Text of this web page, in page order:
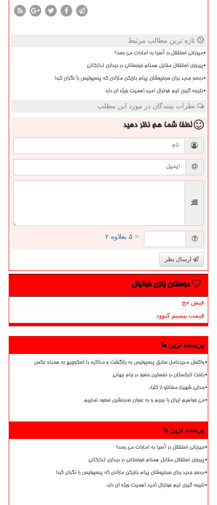
تازه ترین مطالب مرتبط
میزبانی استقلال در آسیا به امارات می رسد؟
پیروزی استقلال مقابل همنام خوزستانی در دیداری تدارکاتی
دردسر جدید برای سرخپوشان پیام بازیکن مازادی که پرسپولیس را نگران کرد!
نتیجه گیری تیم فوتبال امید اهمیت ویژه ای دارد
نظرات بینندگان در مورد این مطلب
لطفا شما همنظر دهید
= ۵ بعلاوه ۲
ارسال نظر
دوستان بازی فوتبال
فیش حج
قیمت بیسیم کنوود
پربیننده ترین ها
واکنش مدیرعامل سابق پرسپولیس به بازگشت و مذاکره با اسکوچیچ به همراه عکس
باخت ازبکستان در نخستین حضور در جام جهانی
جدایی شهریار مغانلو از کلباء
می خواهیم ایران را ببریم و به عنوان صدرنشین صعود نماییم
پربحث ترین ها
میزبانی استقلال در آسیا به امارات می رسد؟
پیروزی استقلال مقابل همنام خوزستانی در دیداری تدارکاتی
دردسر جدید برای سرخپوشان پیام بازیکن مازادی که پرسپولیس را نگران کرد!
نتیجه گیری تیم فوتبال امید اهمیت ویژه ای دارد